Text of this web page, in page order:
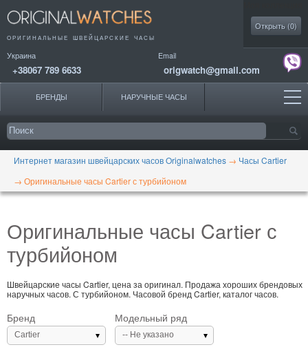
ОРИГИНАЛЬНЫЕ ШВЕЙЦАРСКИЕ ЧАСЫ
Украина
+38067 789 6633
Email
origwatch@gmail.com
Открыть (0)
БРЕНДЫ НАРУЧНЫЕ ЧАСЫ
Интернет магазин швейцарских часов Originalwatches → Часы Cartier
→ Оригинальные часы Cartier с турбийоном
Оригинальные часы Cartier с
турбийоном
Швейцарские часы Cartier, цена за оригинал. Продажа хороших брендовых
наручных часов. С турбийоном. Часовой бренд Cartier, каталог часов.
Бренд
Cartier
Модельный ряд
-- Не указано